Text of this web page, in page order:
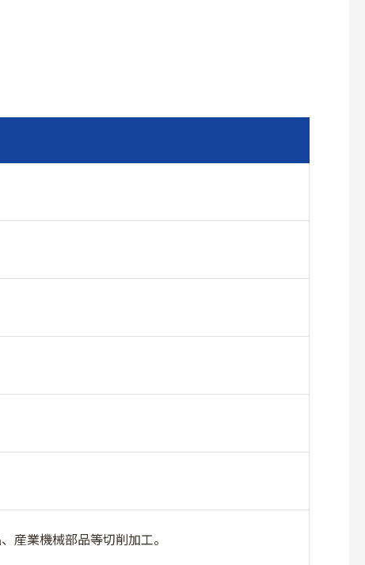
産業機械部品等切削加工。